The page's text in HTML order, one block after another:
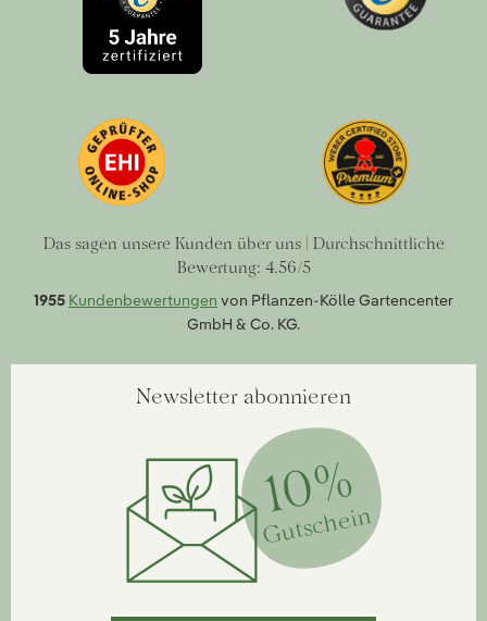
Das sagen unsere Kunden über uns | Durchschnittliche
Bewertung: 4.56/5
1955 Kundenbewertungen von Pflanzen-Kölle Gartencenter
GmbH & Co. KG.
Newsletter abonnieren
10%
Gutschein